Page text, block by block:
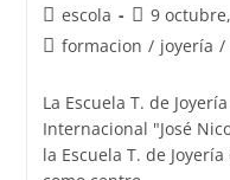
Autor
de
escola
Publicación
de
9
Categoría
la
entrada:
formacion / joyería /
La Escuela T. de
Internacional "José
la Escuela T. de